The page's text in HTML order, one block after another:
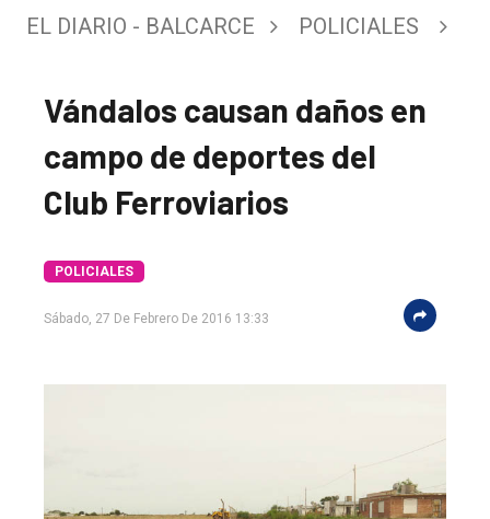
El
DIARIO
Balcarce
EL DIARIO - BALCARCE POLICIALES
Vándalos causan daños en
campo de deportes del
Club Ferroviarios
POLICIALES
Sábado, 27 De Febrero De 2016 13:33